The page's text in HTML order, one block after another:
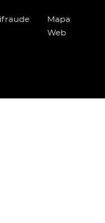
Mapa
Web